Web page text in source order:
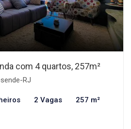
com 4 quartos, 257m²
RJ
2 Vagas 257 m²